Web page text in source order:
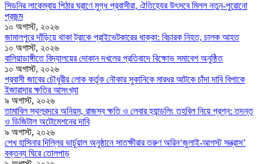
সিডনির লাকেম্বায় পিঠার ঘ্রাণে মুগ্ধ প্রবাসীরা, ঐতিহ্যের উৎসবে মিলল নতুন-পুরোনো
প্রজন্ম
১০ অগাস্ট, ২০২৬
জামালপুরে দাঁড়িয়ে থাকা ট্রাকে প্রাইভেটকারের ধাক্কা: বিচারক নিহত, চালক আহত
১০ অগাস্ট, ২০২৬
বালিয়াডাঙ্গীতে বিদ্যালয়ের দোকান দখলের প্রতিবাদে বিক্ষোভ সমাবেশ অনুষ্ঠিত
১০ অগাস্ট, ২০২৬
প্রবাসী জাবের চৌধুরীর লোক কর্তৃক নৌকার সুকানিকে মারধর আটকে চাঁদা দাবি বিপাকে
ইজারাদার ক্ষতির আসংখ্যা
৯ অগাস্ট, ২০২৬
তামাবিল স্থলবন্দরে অনিয়ম, রাজস্ব ক্ষতি ও লেবার হ্যান্ডলিং তহবিল নিয়ে প্রশ্ন: তদন্ত
ও ডিজিটাল অটোমেশনের দাবি
৯ অগাস্ট, ২০২৬
শেখ হাসিনার দিল্লির ভার্চুয়াল অনুষ্ঠানে সাতক্ষীরার তরুণ অরিন‘জুলাই-আগস্ট সন্ত্রাস’
বক্তব্য ঘিরে তোলপাড়